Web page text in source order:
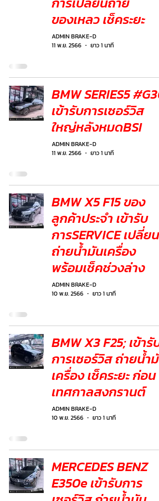
ของเหลว เช็คระยะ
ADMIN BRAKE-D
11 พ.ย. 2566
ยาว 1 นาที
BMW SERIES5 #G30
เข้ารับการเซอร์วิส
ใหญ่หลังหมดBSI
ADMIN BRAKE-D
11 พ.ย. 2566
ยาว 1 นาที
BMW X5 F15 ของ
ลูกค้าประจำ เข้ารับ
การSERVICE เปลี่ยน
ถ่ายน้ำมันเครื่อง
พร้อมเช็คช่วงล่าง
ADMIN BRAKE-D
10 พ.ย. 2566
ยาว 1 นาที
BMW X3 F25; เข้ารับ
การเซอร์วิส ถ่ายน้ำมัน
เครื่อง เช็คระยะ ก่อน
เทศกาลสงกรานต์
ADMIN BRAKE-D
10 พ.ย. 2566
ยาว 1 นาที
MERCEDES BENZ
E350e เข้ารับการ